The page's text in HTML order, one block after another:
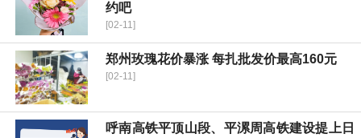
约吧
[02-11]
郑州玫瑰花价暴涨 每扎批发价最高160元
[02-11]
呼南高铁平顶山段、平漯周高铁建设提上日